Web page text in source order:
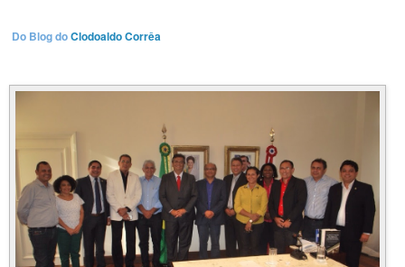
Do Blog doClodoaldo Corrêa